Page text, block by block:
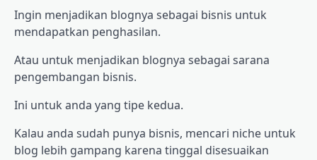
Ingin menjadikan blognya sebagai bisnis untuk
mendapatkan penghasilan.
Atau untuk menjadikan blognya sebagai sarana
pengembangan bisnis.
Ini untuk anda yang tipe kedua.
Kalau anda sudah punya bisnis, mencari niche untuk
blog lebih gampang karena tinggal disesuaikan